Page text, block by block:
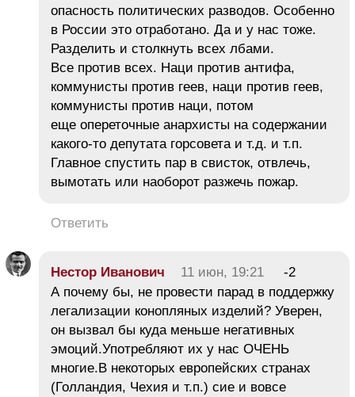
опасность политических разводов. Особенно
в России это отработано. Да и у нас тоже.
Разделить и столкнуть всех лбами.
Все против всех. Наци против антифа,
коммунисты против геев, наци против геев,
коммунисты против наци, потом
еще опереточные анархисты на содержании
какого-то депутата горсовета и т.д. и т.п.
Главное спустить пар в свисток, отвлечь,
вымотать или наоборот разжечь пожар.
Ответить
Нестор Иванович 11 июн, 19:21
-2
А почему бы, не провести парад в поддержку
легализации конопляных изделий? Уверен,
он вызвал бы куда меньше негативных
эмоций.Употребляют их у нас ОЧЕНЬ
многие.В некоторых европейских странах
(Голландия, Чехия и т.п.) сие и вовсе